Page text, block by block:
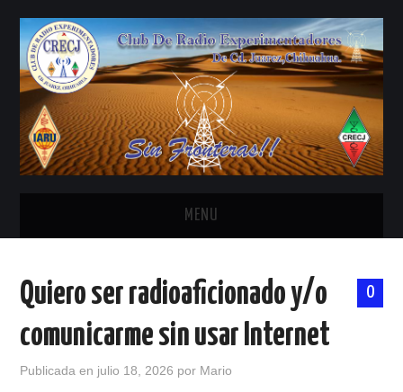
MENU
ANTENAS Y ACCESORIOS
0
Quiero ser radioaficionado y/o
comunicarme sin usar Internet
Publicada en julio 18, 2026 por Mario